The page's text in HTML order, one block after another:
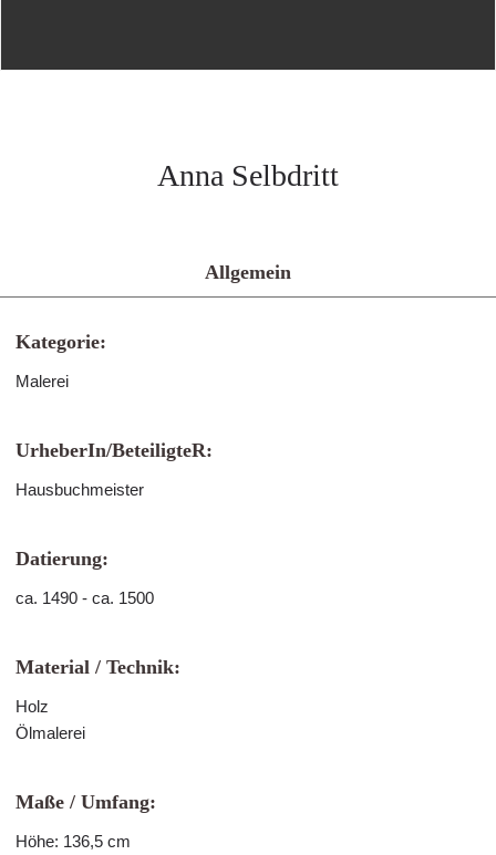
Anna Selbdritt
Allgemein
Kategorie:
Malerei
UrheberIn/BeteiligteR:
Hausbuchmeister
Datierung:
ca. 1490 - ca. 1500
Material / Technik:
Holz
Ölmalerei
Maße / Umfang:
Höhe: 136,5 cm